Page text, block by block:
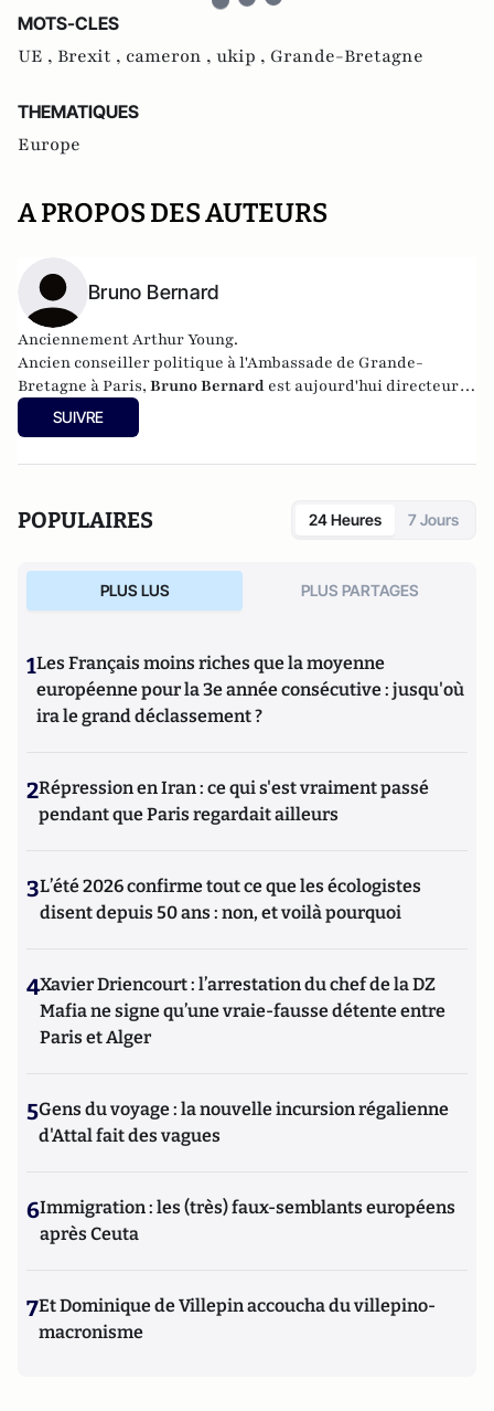
MOTS-CLES
UE , Brexit , cameron , ukip , Grande-Bretagne
THEMATIQUES
Europe
A PROPOS DES AUTEURS
Bruno Bernard
Anciennement Arthur Young.
Ancien conseiller politique à l'Ambassade de Grande-
Bretagne à Paris, Bruno Bernard est aujourd'hui directeur-
adjoint de cabinet à la mairie du IXème arrondissement de
Paris.
SUIVRE
POPULAIRES 24 Heures 7 Jours
PLUS LUS PLUS PARTAGES
1Les Français moins riches que la moyenne
européenne pour la 3e année consécutive : jusqu'où
ira le grand déclassement ?
2Répression en Iran : ce qui s'est vraiment passé
pendant que Paris regardait ailleurs
3L’été 2026 confirme tout ce que les écologistes
disent depuis 50 ans : non, et voilà pourquoi
4Xavier Driencourt : l’arrestation du chef de la DZ
Mafia ne signe qu’une vraie-fausse détente entre
Paris et Alger
5Gens du voyage : la nouvelle incursion régalienne
d'Attal fait des vagues
6Immigration : les (très) faux-semblants européens
après Ceuta
7Et Dominique de Villepin accoucha du villepino-
macronisme